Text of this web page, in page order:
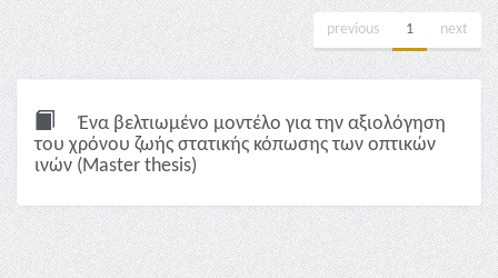
previous 1 next
Ένα βελτιωμένο μοντέλο για την αξιολόγηση
του χρόνου ζωής στατικής κόπωσης των οπτικών
ινών (Master thesis)